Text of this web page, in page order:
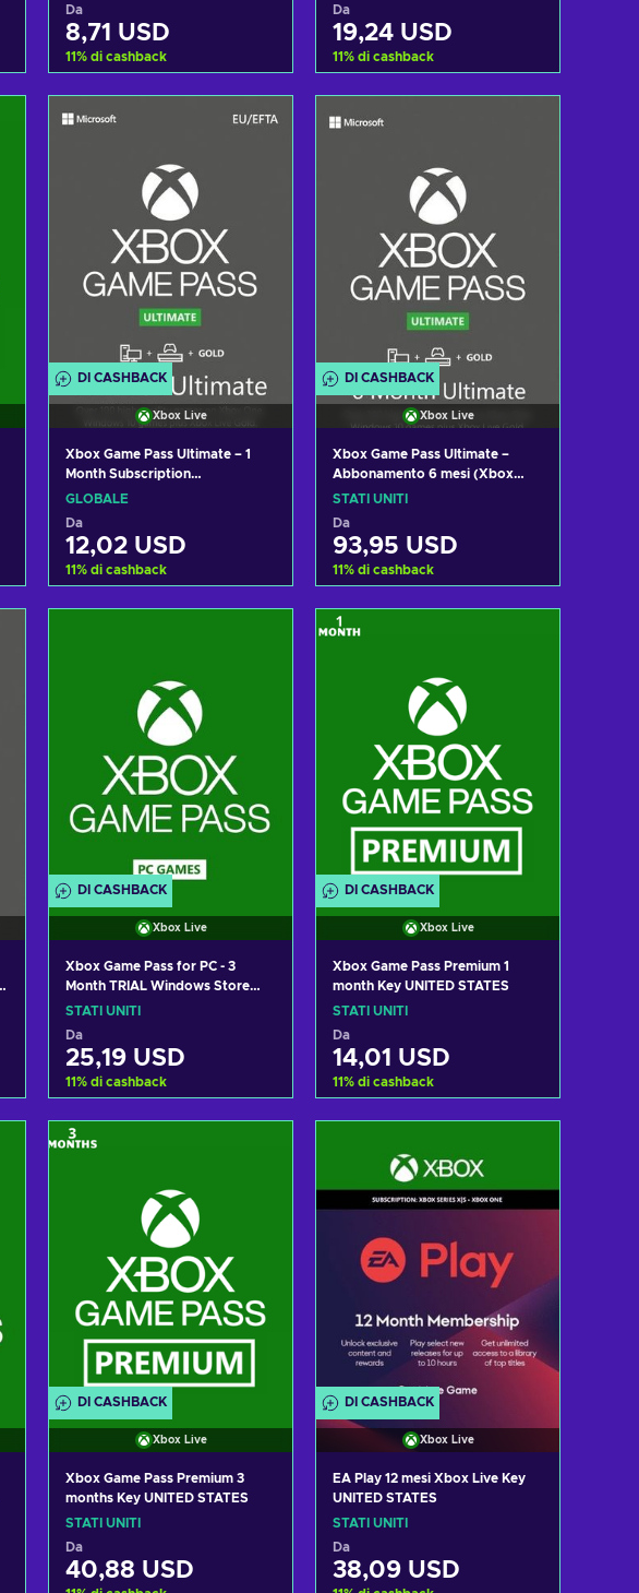
Da
8,71 USD
11% di cashback
Da
19,24 USD
11% di cashback
DI CASHBACK
Xbox Live
Xbox Game Pass Ultimate – 1
Month Subscription
(Xbox/Windows) Non-stackable
GLOBALE
Da
12,02 USD
11% di cashback
DI CASHBACK
Xbox Live
Xbox Game Pass Ultimate –
Abbonamento 6 mesi (Xbox
One/ Windows 10) Xbox Live
STATI UNITI
Da
93,95 USD
11% di cashback
DI CASHBACK
Xbox Live
Xbox Game Pass for PC - 3
Month TRIAL Windows Store
Non-stackable Key UNITED
STATI UNITI
Da
25,19 USD
11% di cashback
DI CASHBACK
Xbox Live
Xbox Game Pass Premium 1
month Key UNITED STATES
STATI UNITI
Da
14,01 USD
11% di cashback
Visualizza offerte
DI CASHBACK
Xbox Live
Xbox Game Pass Premium 3
months Key UNITED STATES
STATI UNITI
Da
40,88 USD
DI CASHBACK
Xbox Live
EA Play 12 mesi Xbox Live Key
UNITED STATES
STATI UNITI
Da
38,09 USD